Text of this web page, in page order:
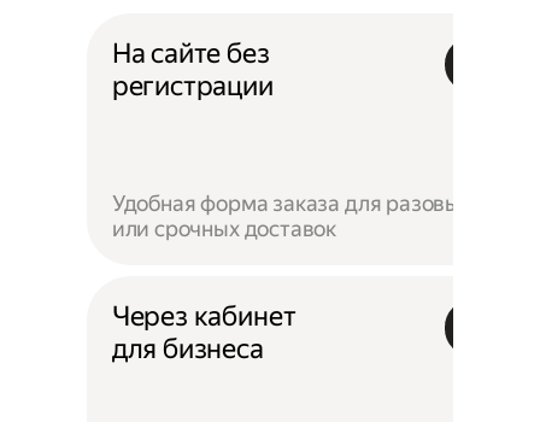
На сайте без
регистрации
Удобная форма заказа для разовых
или срочных доставок
Через кабинет
для бизнеса